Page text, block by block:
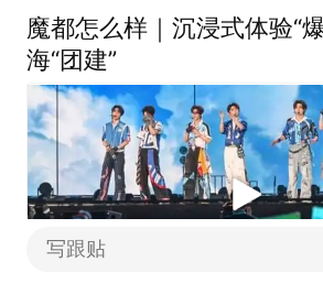
魔都怎么样｜沉浸式体验“
海“团建”
写跟贴